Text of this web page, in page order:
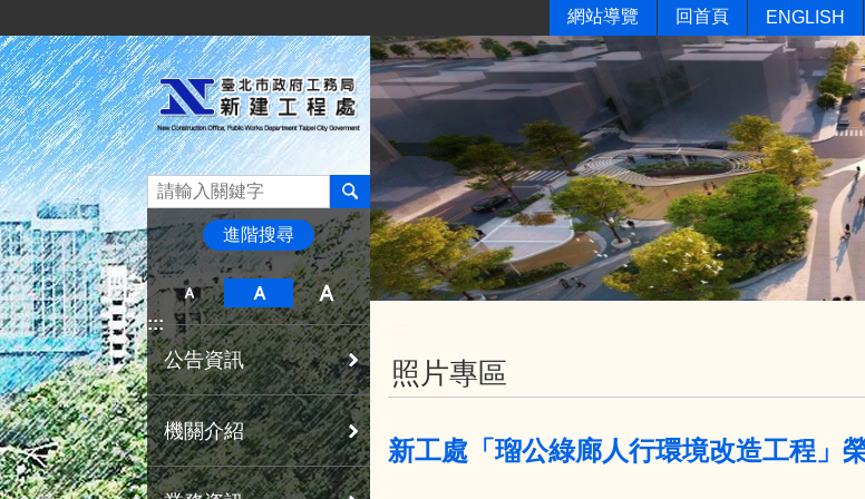
網站導覽 回首頁 ENGLISH
進階搜尋
:::
公告資訊
機關介紹
照片專區
新工處「瑠公綠廊人行環境改造工程」